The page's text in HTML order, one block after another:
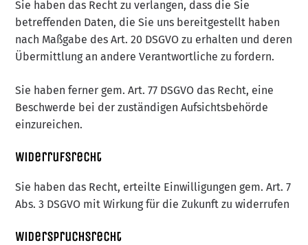
Sie haben das Recht zu verlangen, dass die Sie
betreffenden Daten, die Sie uns bereitgestellt haben
nach Maßgabe des Art. 20 DSGVO zu erhalten und deren
Übermittlung an andere Verantwortliche zu fordern.
Sie haben ferner gem. Art. 77 DSGVO das Recht, eine
Beschwerde bei der zuständigen Aufsichtsbehörde
einzureichen.
Widerrufsrecht
Sie haben das Recht, erteilte Einwilligungen gem. Art. 7
Abs. 3 DSGVO mit Wirkung für die Zukunft zu widerrufen
Widerspruchsrecht